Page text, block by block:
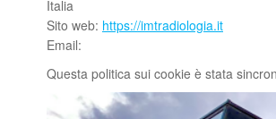
Italia
Sito web: https://imtradiologia.it
Email:
Questa politica sui cookie è stata